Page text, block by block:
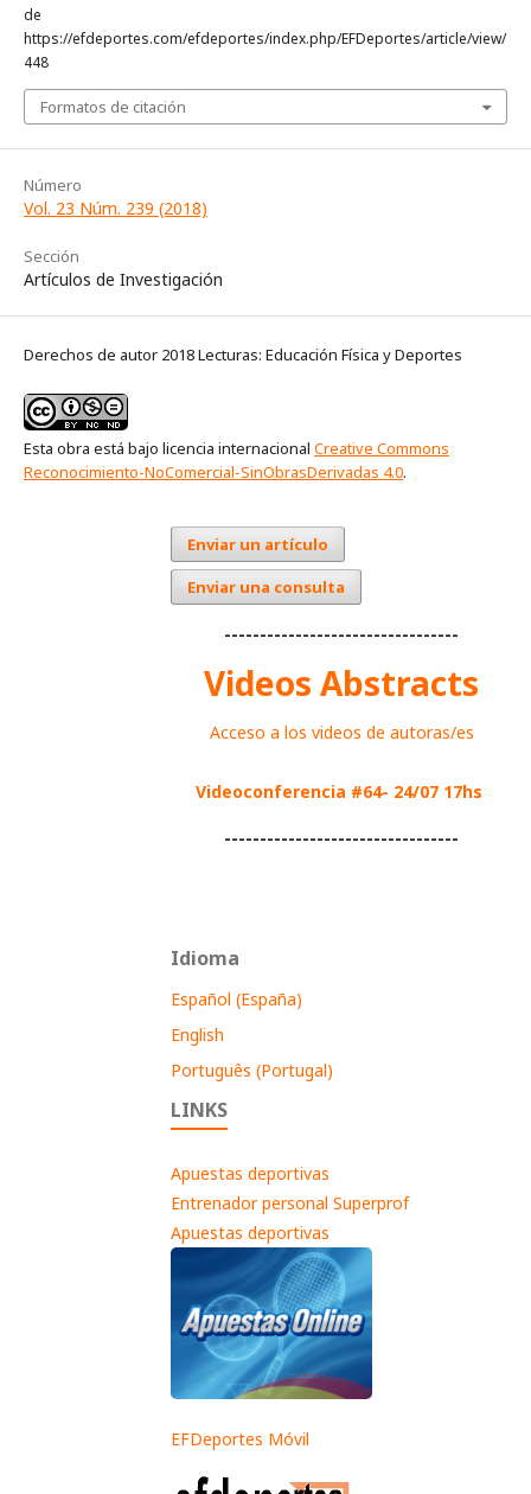
de
https://efdeportes.com/efdeportes/index.php/EFDeportes/article/view/
448
Formatos de citación
Número
Vol. 23 Núm. 239 (2018)
Sección
Artículos de Investigación
Derechos de autor 2018 Lecturas: Educación Física y Deportes
Esta obra está bajo licencia internacional Creative Commons
Reconocimiento-NoComercial-SinObrasDerivadas 4.0.
Enviar un artículo
Enviar una consulta
---------------------------------
Videos Abstracts
Acceso a los videos de autoras/es
Videoconferencia #64- 24/07 17hs
---------------------------------
Idioma
Español (España)
English
Português (Portugal)
LINKS
Apuestas deportivas
Entrenador personal Superprof
Apuestas deportivas
EFDeportes Móvil